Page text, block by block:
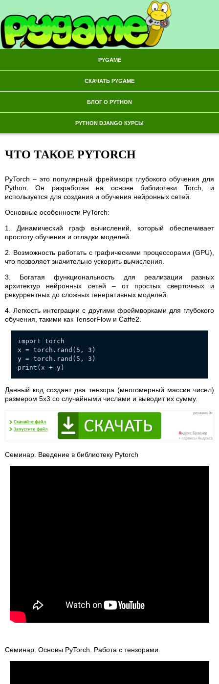
PYGAME
СКАЧАТЬ PYGAME
БЛОГ О PYTHON
PYTHON DJANGO КУРСЫ
ЧТО ТАКОЕ PYTORCH
PyTorch – это популярный фреймворк глубокого обучения для
Python. Он разработан на основе библиотеки Torch, и
используется для создания и обучения нейронных сетей.
Основные особенности PyTorch:
1. Динамический граф вычислений, который обеспечивает
простоту обучения и отладки моделей.
2. Возможность работать с графическими процессорами (GPU),
что позволяет значительно ускорить вычисления.
3. Богатая функциональность для реализации разных
архитектур нейронных сетей – от простых сверточных и
рекуррентных до сложных генеративных моделей.
4. Легкость интеграции с другими фреймворками для глубокого
обучения, такими как TensorFlow и Caffe2.
import torch
x = torch.rand(5, 3)
y = torch.rand(5, 3)
print(x + y)
Данный код создает два тензора (многомерный массив чисел)
размером 5x3 со случайными числами и выводит их сумму.
Семинар. Введение в библиотеку Pytorch
Семинар. Основы PyTorch. Работа с тензорами.